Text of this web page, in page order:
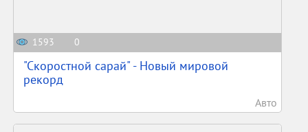
1593 0
"Скоростной сарай" - Новый мировой
рекорд
Авто